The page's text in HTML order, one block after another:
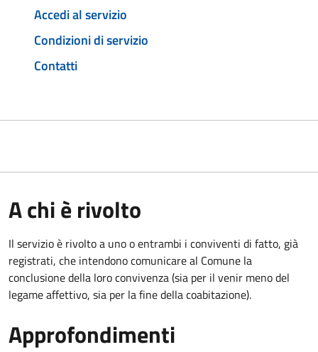
Accedi al servizio
Condizioni di servizio
Contatti
A chi è rivolto
Il servizio è rivolto a uno o entrambi i conviventi di fatto, già
registrati, che intendono comunicare al Comune la
conclusione della loro convivenza (sia per il venir meno del
legame affettivo, sia per la fine della coabitazione).
Approfondimenti